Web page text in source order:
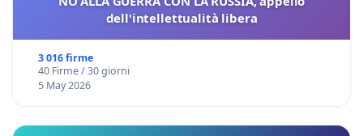
dell'intellettualità libera
3 016 firme
40 Firme / 30 giorni
5 May 2026